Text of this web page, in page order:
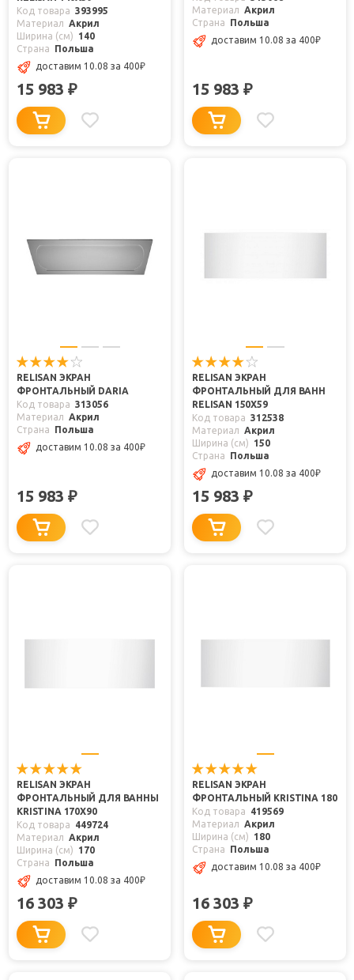
Код товара 393995
Материал
Акрил
Ширина (см)
140
Страна
Польша
доставим 10.08 за 400₽
15 983 ₽
Материал
Акрил
Страна
Польша
доставим 10.08 за 400₽
15 983 ₽
RELISAN ЭКРАН
ФРОНТАЛЬНЫЙ DARIA
Код товара 313056
Материал
Акрил
Страна
Польша
доставим 10.08 за 400₽
15 983 ₽
RELISAN ЭКРАН
ФРОНТАЛЬНЫЙ ДЛЯ ВАНН
RELISAN 150X59
Код товара 312538
Материал
Акрил
Ширина (см)
150
Страна
Польша
доставим 10.08 за 400₽
15 983 ₽
RELISAN ЭКРАН
ФРОНТАЛЬНЫЙ ДЛЯ ВАННЫ
KRISTINA 170X90
Код товара
449724
Материал
Акрил
Ширина (см)
170
Страна
Польша
доставим 10.08 за 400₽
16 303 ₽
RELISAN ЭКРАН
ФРОНТАЛЬНЫЙ KRISTINA 180
Код товара
419569
Материал
Акрил
Ширина (см)
180
Страна
Польша
доставим 10.08 за 400₽
16 303 ₽